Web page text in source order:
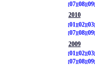
07 08 09
2010
01
02 03
07 08 09
2009
01
02 03
07 08 09